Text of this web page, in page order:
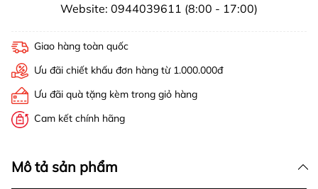
Website: 0944039611 (8:00 - 17:00)
Giao hàng toàn quốc
Ưu đãi chiết khấu đơn hàng từ 1.000.000đ
Ưu đãi quà tặng kèm trong giỏ hàng
Cam kết chính hãng
Mô tả sản phẩm